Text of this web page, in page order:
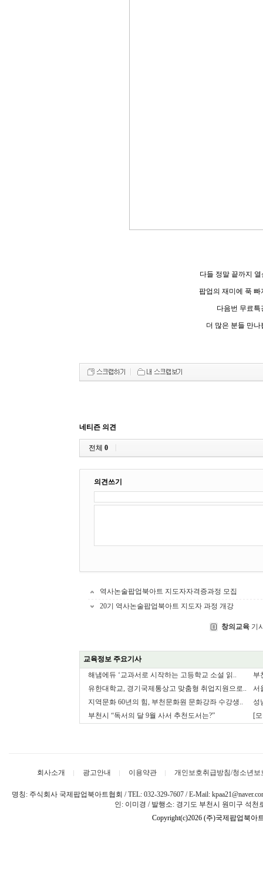
다들 정말 끝까지
팝업의 재미에 푹 빠
다음번 무료특
더 많은 분들 만나
네티즌 의견
전체 0
의견쓰기
역사논술팝업북아트 지도자자격증과정 모집
20기 역사논술팝업북아트 지도자 과정 개강
창의교육 기
교육정보 주요기사
해냄에듀 ‘교과서로 시작하는 고등학교 소설 읽..
부
유한대학교, 경기국제통상고 맞춤형 취업지원으로..
서
지역문화 60년의 힘, 부천문화원 문화강좌 수강생..
성
부천시 “독서의 달 9월 사서 추천도서는?”
[
회사소개 광고안내 이용약관 개인보호취급방침/청소년보
명칭: 주식회사 국제팝업북아트협회 / TEL: 032-329-7607 / E-Mail:
인: 이미경 / 발행소: 경기도 부천시 원미구 석천
Copyright(c)2026 (주)국제팝업북아